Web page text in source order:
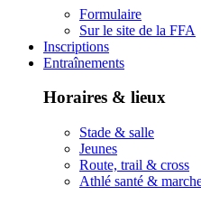
Formulaire
Sur le site de la FFA
Inscriptions
Entraînements
Horaires & lieux
Stade & salle
Jeunes
Route, trail & cross
Athlé santé &